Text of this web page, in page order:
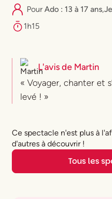
PourAdo : 13 à 17 ans,
1h15
L'avis de Martin
« Voyager, chanter et
levé ! »
Ce spectacle n'est plus à
d'autres à découvrir !
Tous les